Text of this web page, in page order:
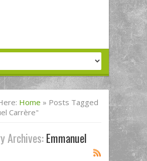
Home » Posts Tagged
Carrère"
Archives:Emmanuel